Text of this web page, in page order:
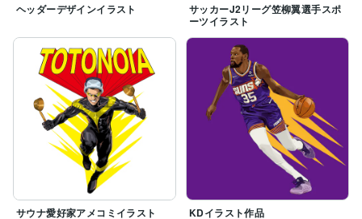
ヘッダーデザインイラスト
サッカーJ2リーグ笠柳翼選手スポ
ーツイラスト
サウナ愛好家アメコミイラスト KDイラスト作品